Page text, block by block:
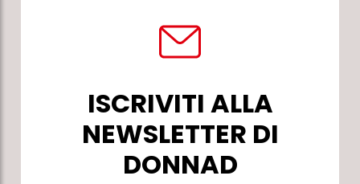
ISCRIVITI ALLA
NEWSLETTER DI
DONNAD